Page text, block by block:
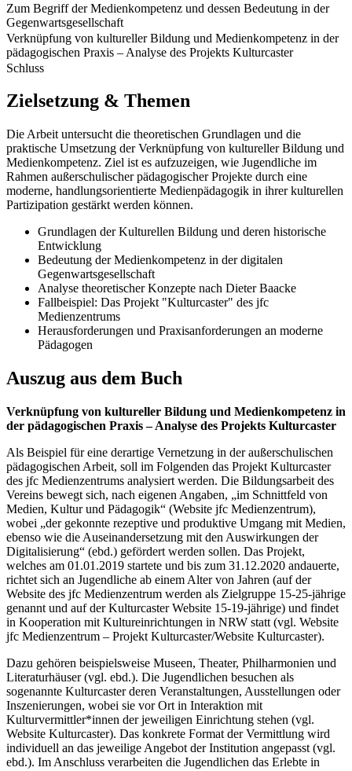
Zum Begriff der Medienkompetenz und dessen Bedeutung in der
Gegenwartsgesellschaft
Verknüpfung von kultureller Bildung und Medienkompetenz in der
pädagogischen Praxis – Analyse des Projekts Kulturcaster
Schluss
Zielsetzung & Themen
Die Arbeit untersucht die theoretischen Grundlagen und die
praktische Umsetzung der Verknüpfung von kultureller Bildung und
Medienkompetenz. Ziel ist es aufzuzeigen, wie Jugendliche im
Rahmen außerschulischer pädagogischer Projekte durch eine
moderne, handlungsorientierte Medienpädagogik in ihrer kulturellen
Partizipation gestärkt werden können.
Grundlagen der Kulturellen Bildung und deren historische
Entwicklung
Bedeutung der Medienkompetenz in der digitalen
Gegenwartsgesellschaft
Analyse theoretischer Konzepte nach Dieter Baacke
Fallbeispiel: Das Projekt "Kulturcaster" des jfc
Medienzentrums
Herausforderungen und Praxisanforderungen an moderne
Pädagogen
Auszug aus dem Buch
Verknüpfung von kultureller Bildung und Medienkompetenz in
der pädagogischen Praxis – Analyse des Projekts Kulturcaster
Als Beispiel für eine derartige Vernetzung in der außerschulischen
pädagogischen Arbeit, soll im Folgenden das Projekt Kulturcaster
des jfc Medienzentrums analysiert werden. Die Bildungsarbeit des
Vereins bewegt sich, nach eigenen Angaben, „im Schnittfeld von
Medien, Kultur und Pädagogik“ (Website jfc Medienzentrum),
wobei „der gekonnte rezeptive und produktive Umgang mit Medien,
ebenso wie die Auseinandersetzung mit den Auswirkungen der
Digitalisierung“ (ebd.) gefördert werden sollen. Das Projekt,
welches am 01.01.2019 startete und bis zum 31.12.2020 andauerte,
richtet sich an Jugendliche ab einem Alter von Jahren (auf der
Website des jfc Medienzentrum werden als Zielgruppe 15-25-jährige
genannt und auf der Kulturcaster Website 15-19-jährige) und findet
in Kooperation mit Kultureinrichtungen in NRW statt (vgl. Website
jfc Medienzentrum – Projekt Kulturcaster/Website Kulturcaster).
Dazu gehören beispielsweise Museen, Theater, Philharmonien und
Literaturhäuser (vgl. ebd.). Die Jugendlichen besuchen als
sogenannte Kulturcaster deren Veranstaltungen, Ausstellungen oder
Inszenierungen, wobei sie vor Ort in Interaktion mit
Kulturvermittler*innen der jeweiligen Einrichtung stehen (vgl.
Website Kulturcaster). Das konkrete Format der Vermittlung wird
individuell an das jeweilige Angebot der Institution angepasst (vgl.
ebd.). Im Anschluss verarbeiten die Jugendlichen das Erlebte in